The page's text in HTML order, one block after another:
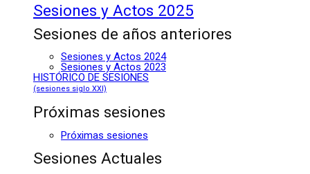
Sesiones y Actos 2025
Sesiones de años anteriores
Sesiones y Actos 2024
Sesiones y Actos 2023
HISTÓRICO DE SESIONES
(sesiones siglo XXI)
Próximas sesiones
Próximas sesiones
Sesiones Actuales